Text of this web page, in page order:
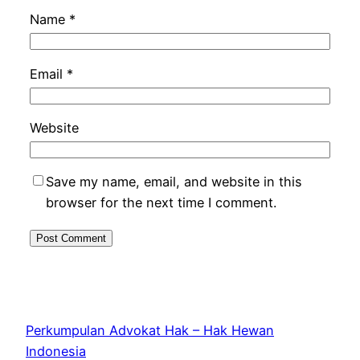
Name *
Email *
Website
Save my name, email, and website in this
browser for the next time I comment.
Perkumpulan Advokat Hak – Hak Hewan
Indonesia